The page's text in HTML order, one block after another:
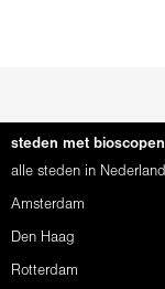
steden met bioscopen
alle steden in Nederland
Amsterdam
Den Haag
Rotterdam